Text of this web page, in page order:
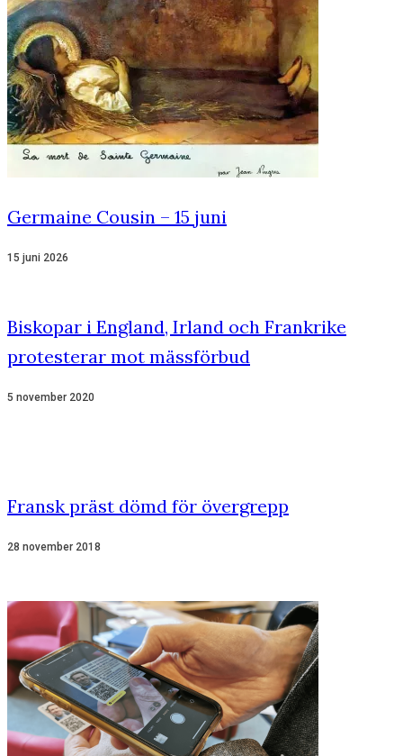
Germaine Cousin – 15 juni
15 juni 2026
Biskopar i England, Irland och Frankrike
protesterar mot mässförbud
5 november 2020
Fransk präst dömd för övergrepp
28 november 2018